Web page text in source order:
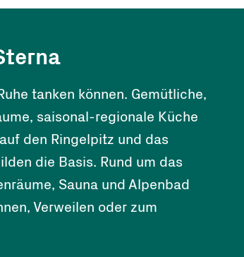
tanken können. Gemütliche,
saisonal-regionale Küche
den Ringelpitz und das
die Basis. Rund um das
Sauna und Alpenbad
Verweilen oder zum